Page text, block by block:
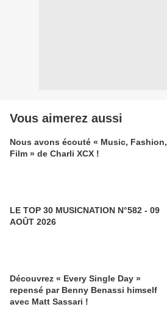
Vous aimerez aussi
Nous avons écouté « Music, Fashion,
Film » de Charli XCX !
LE TOP 30 MUSICNATION N°582 - 09
AOÛT 2026
Découvrez « Every Single Day »
repensé par Benny Benassi himself
avec Matt Sassari !